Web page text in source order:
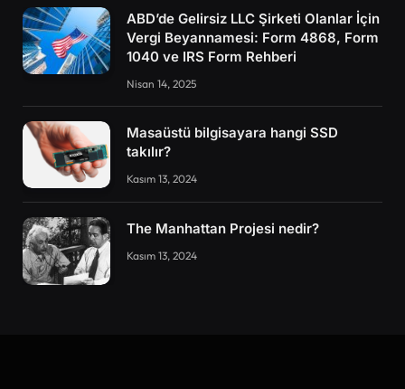
ABD’de Gelirsiz LLC Şirketi Olanlar İçin
Vergi Beyannamesi: Form 4868, Form
1040 ve IRS Form Rehberi
Nisan 14, 2025
Masaüstü bilgisayara hangi SSD
takılır?
Kasım 13, 2024
The Manhattan Projesi nedir?
Kasım 13, 2024